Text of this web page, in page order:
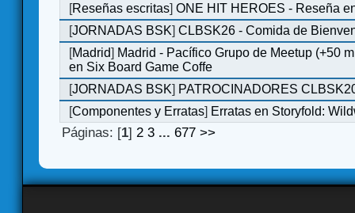
[Reseñas escritas]ONE HIT HEROES - Reseña
[JORNADAS BSK]CLBSK26 - Comida de
[Madrid] Madrid - Pacífico Grupo de Meetup (+50
en Six Board Game Coffe
[JORNADAS BSK] PATROCINADORES
[Componentes y Erratas] Erratas en Storyfold:
Páginas: [1]2 3 ...677 >>